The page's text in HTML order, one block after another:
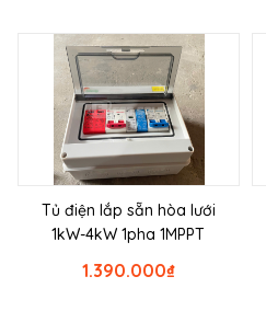
Tủ điện lắp sẵn hòa lưới
1kW-4kW 1pha 1MPPT
₫
1.390.000